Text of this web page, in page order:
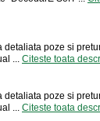
detaliata poze si
... Citeste toata
detaliata poze si
... Citeste toata